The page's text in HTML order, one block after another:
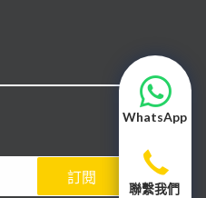
訂閱
WhatsApp
聯繫我們